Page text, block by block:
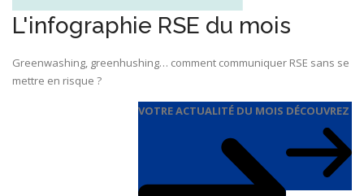
L'infographie RSE du mois
Greenwashing, greenhushing… comment communiquer RSE sans se
mettre en risque ?
DÉCOUVREZ
VOTRE ACTUALITÉ DU MOIS